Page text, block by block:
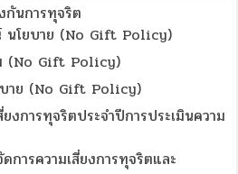
กันการทุจริต
นโยบาย (No Gift Policy)
(No Gift Policy)
บาย (No Gift Policy)
งการทุจริตประจำปีการประเมินความ
การความเสี่ยงการทุจริตและ